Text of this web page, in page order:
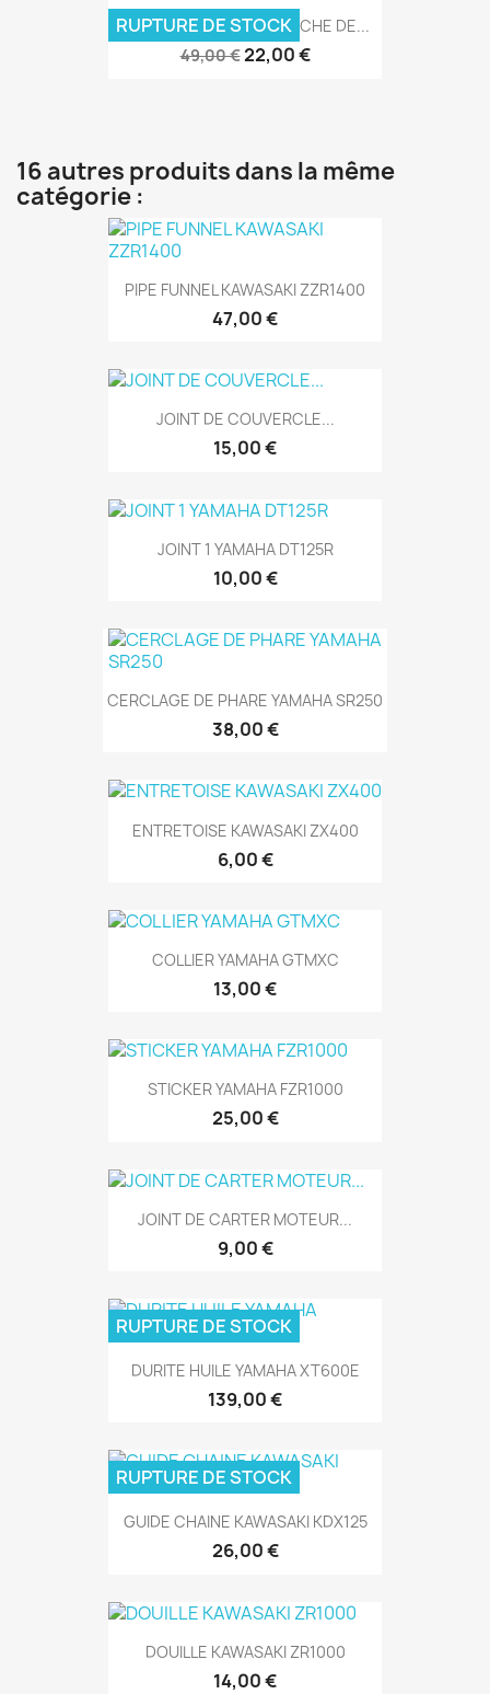
FIXATION LATERALE GAUCHE DE...
49,00 €22,00 €
RUPTURE DE STOCK
16 autres produits dans la même
catégorie :
PIPE FUNNEL KAWASAKI ZZR1400
47,00 €
JOINT DE COUVERCLE...
15,00 €
JOINT 1 YAMAHA DT125R
10,00 €
CERCLAGE DE PHARE YAMAHA SR250
38,00 €
ENTRETOISE KAWASAKI ZX400
6,00 €
COLLIER YAMAHA GTMXC
13,00 €
STICKER YAMAHA FZR1000
25,00 €
JOINT DE CARTER MOTEUR...
9,00 €
DURITE HUILE YAMAHA XT600E
139,00 €
RUPTURE DE STOCK
GUIDE CHAINE KAWASAKI KDX125
26,00 €
RUPTURE DE STOCK
DOUILLE KAWASAKI ZR1000
14,00 €